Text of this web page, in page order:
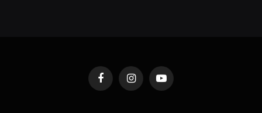
FacebookInstagramYouTube